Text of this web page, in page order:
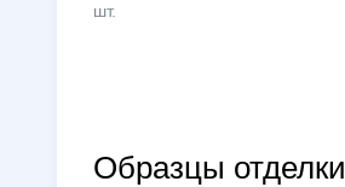
шт.
Образцы отделки